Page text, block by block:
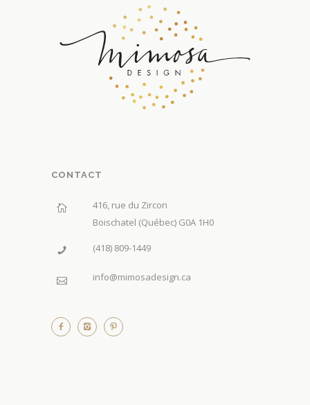
CONTACT
416, rue du Zircon
Boischatel (Québec) G0A 1H0
(418) 809-1449
info@mimosadesign.ca